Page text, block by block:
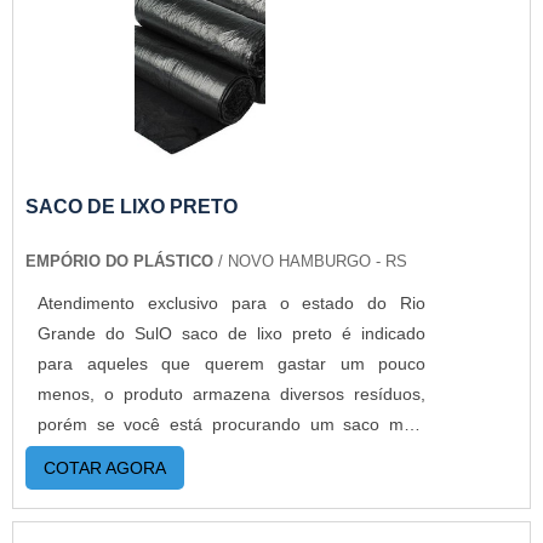
SACO DE LIXO PRETO
EMPÓRIO DO PLÁSTICO / NOVO HAMBURGO - RS
Atendimento exclusivo para o estado do Rio
Grande do SulO saco de lixo preto é indicado
para aqueles que querem gastar um pouco
menos, o produto armazena diversos resíduos,
porém se você está procurando um saco mais
reforçado, a empresa trabalha também com todas
espessuras possíveis. MAIS DETALHES
IMPORTANTES SOBRE O PRODUTOEstes sacos
COTAR AGORA